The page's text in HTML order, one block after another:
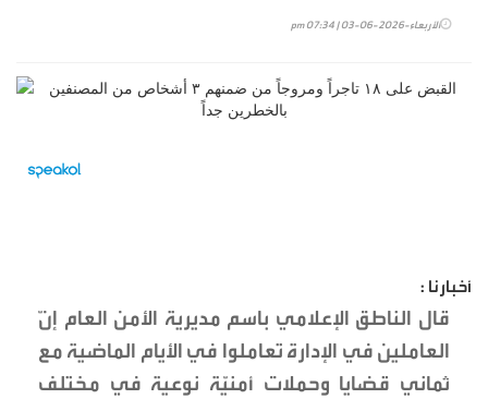
الأربعاء-2026-06-03 | 07:34 pm
أخبارنا :
قال الناطق الإعلامي باسم مديرية الأمن العام إنّ
العاملين في الإدارة تعاملوا في الأيام الماضية مع
ثماني قضايا وحملات أمنيّة نوعية في مختلف